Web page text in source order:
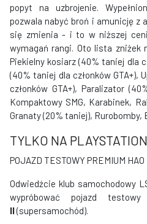
popyt na uzbrojenie.
pozwala nabyć broń i amunicję z
się zmienia - i to w niższej
wymagań rangi. Oto lista zniżek
Piekielny kosiarz (40% taniej dla
(40% taniej dla członków GTA+),
członków GTA+), Paralizator
Kompaktowy SMG, Karabinek,
Granaty (20% taniej), Rurobomby,
TYLKO NA
POJAZD TESTOWY PREMIUM HAO
Odwiedźcie klub samochodowy
wypróbować pojazd
II(supersamochód).